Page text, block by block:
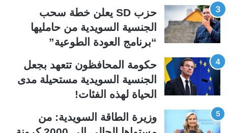
ق
ي
ة
حزب SD يعلن خطة سحب
الجنسية السويدية من حامليها
“برنامج العودة الطوعية”
حكومة المحافظون تتعهد بجعل
الجنسية السويدية مستحيلة مدى
الحياة لهذه الفئات!
وزيرة الطاقة السويدية: من